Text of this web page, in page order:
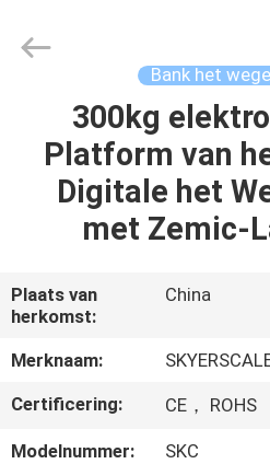
PRODUCTEN
OVER
ONS
Rights
Bank het
300kg
Platform van
Digitale het
met Zemic-
Plaats van
herkomst:
China
Merknaam:
Certificering:
CE， ROHS
Modelnummer:
SKC